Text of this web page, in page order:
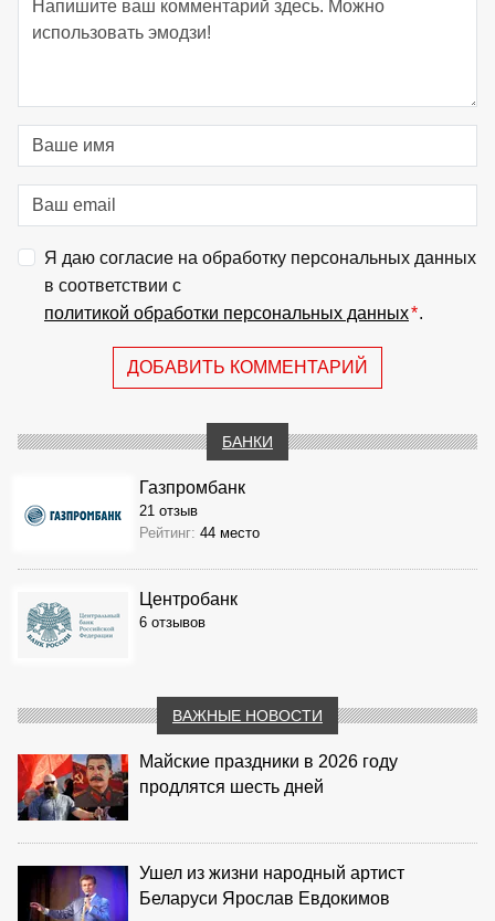
Я даю согласие на обработку персональных данных
в соответствии с
политикой обработки персональных данных*.
ДОБАВИТЬ КОММЕНТАРИЙ
БАНКИ
Газпромбанк
21 отзыв
Рейтинг: 44 место
Центробанк
6 отзывов
ВАЖНЫЕ НОВОСТИ
Майские праздники в 2026 году
продлятся шесть дней
Ушел из жизни народный артист
Беларуси Ярослав Евдокимов